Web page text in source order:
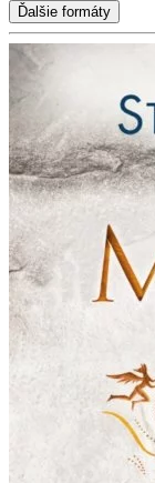
Ďalšie formáty